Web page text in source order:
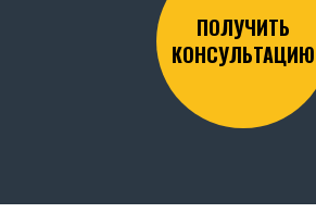
ПОЛУЧИТЬ
КОНСУЛЬТАЦИЮ